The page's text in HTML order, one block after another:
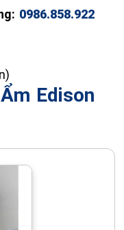
0986.858.922
Edison